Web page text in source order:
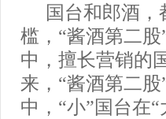
国台和郎酒
槛，“酱酒第二
中，擅长营销的
来，“酱酒第二
中，“小”国台在